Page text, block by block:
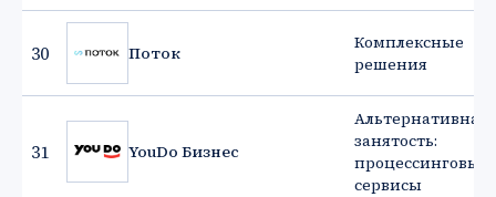
30 Поток
Комплексные
решения
31 YouDo Бизнес
Альтернативная
занятость:
процессинговые
сервисы